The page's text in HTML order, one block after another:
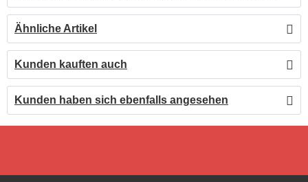
Ähnliche Artikel
Kunden kauften auch
Kunden haben sich ebenfalls angesehen